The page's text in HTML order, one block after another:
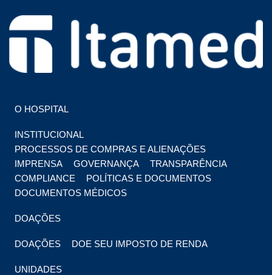
HOSPITAL EM FOZ DO IGUAÇU
O HOSPITAL
INSTITUCIONAL
PROCESSOS DE COMPRAS E ALIENAÇÕES
IMPRENSA
GOVERNANÇA
TRANSPARÊNCIA
COMPLIANCE
POLÍTICAS E DOCUMENTOS
DOCUMENTOS MÉDICOS
DOAÇÕES
DOAÇÕES DOE SEU IMPOSTO DE RENDA
UNIDADES